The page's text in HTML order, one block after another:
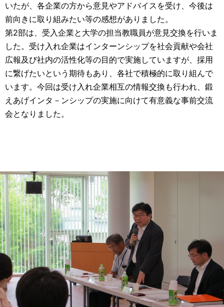
いたが、各企業の方から意見やアドバイスを受け、今後は
前向きに取り組みたい等の感想がありました。
第2部は、受入企業と大学の担当教職員が意見交換を行いま
した。受け入れ企業はインターンシップを社会貢献や会社
広報及び社内の活性化等の目的で実施していますが、採用
に繋げたいという期待もあり、各社で積極的に取り組んで
います。今回は受け入れ企業相互の情報交換も行われ、鍛
えあげインタ－ンシップの実施に向けて有意義な事前交流
会となりました。